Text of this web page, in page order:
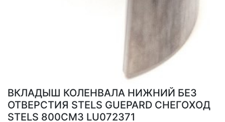
ВКЛАДЫШ КОЛЕНВАЛА НИЖНИЙ БЕЗ
ОТВЕРСТИЯ STELS GUEPARD СНЕГОХОД
STELS 800СМ3 LU072371